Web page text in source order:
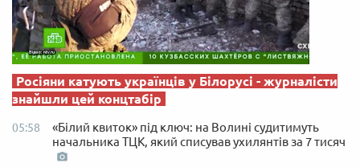
Росіяни катують українців у Білорусі - журналісти
знайшли цей концтабір
05:58
«Білий квиток» під ключ: на Волині судитимуть
начальника ТЦК, який списував ухилянтів за 7 тисяч